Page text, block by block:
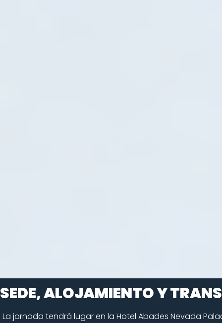
SEDE, ALOJAMIENTO Y
La jornada tendrá lugar en la Hotel Abades Nevada